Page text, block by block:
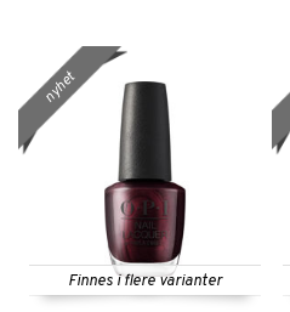
Finnes i flere varianter
nyhet